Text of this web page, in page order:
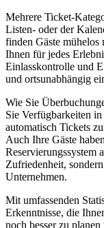
Mehrere Ticket-
Listen- oder der
finden Gäste
Ihnen für jedes
Einlasskontrolle und
und ortsunabhängig
Wie Sie
Sie Verfügbarkeiten
automatisch Tickets
Auch Ihre Gäste
Reservierungssystem
Zufriedenheit,
Unternehmen.
Mit umfassenden
Erkenntnisse, die
noch besser zu